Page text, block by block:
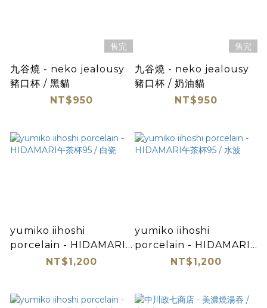
售完
九谷燒 - neko jealousy
豬口杯 / 黑貓
NT$950
售完
九谷燒 - neko jealousy
豬口杯 / 奶油貓
NT$950
yumiko iihoshi
porcelain - HIDAMARI
午茶杯95 / 白瓷
NT$1,200
yumiko iihoshi
porcelain - HIDAMARI
午茶杯95 / 水波
NT$1,200